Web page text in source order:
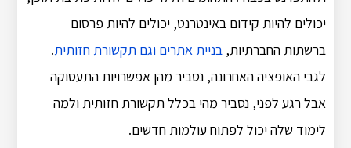
יכולים להיות קידום באינטרנט, יכולים להיות פרסום
ברשתות החברתיות,בניית אתרים וגם תקשורת חזותית.
לגבי האופציה האחרונה, נסביר מהן אפשרויות התעסוקה
אבל רגע לפני, נסביר מהי בכלל תקשורת חזותית ולמה
לימוד שלה יכול לפתוח עולמות חדשים.